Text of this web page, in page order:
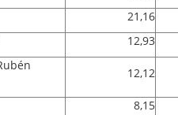
21,16
12,93
12,12
8,15